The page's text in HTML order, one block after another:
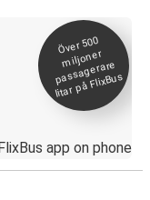
Över 500
miljoner
passagerare
litar på FlixBus